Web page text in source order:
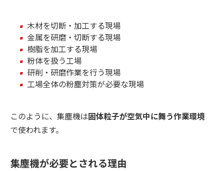
木材を切断・加工する現場
金属を研磨・切断する現場
樹脂を加工する現場
粉体を扱う工場
研削・研磨作業を行う現場
工場全体の粉塵対策が必要な現場
このように、集塵機は固体粒子が空気中に舞う作業環境
で使われます。
集塵機が必要とされる理由